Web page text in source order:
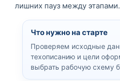
лишних пауз между этапами.
Что нужно на старте
Проверяем исходные
техописанию и цели
выбрать рабочую схему